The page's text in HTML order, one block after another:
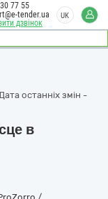
дзвінок
77 55
tender.ua
UK
останніх змін -
в